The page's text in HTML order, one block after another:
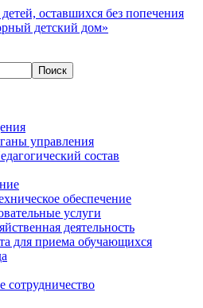
Поиск
управления
состав
обеспечение
услуги
деятельность
для приема обучающихся